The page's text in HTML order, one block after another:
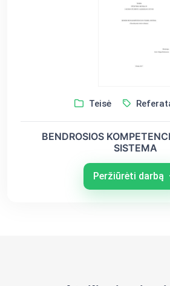
Teisė
BENDROSIOS
SISTEMA
Peržiūrėti darbą